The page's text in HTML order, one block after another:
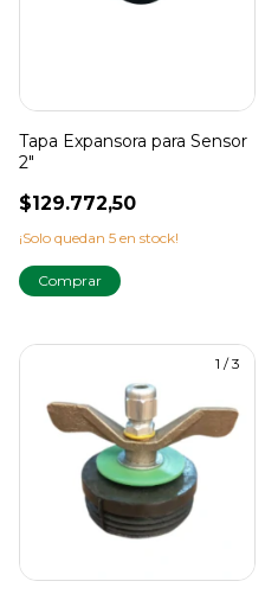
Tapa Expansora para Sensor
2"
$129.772,50
¡Solo quedan 5 en stock!
1 /3